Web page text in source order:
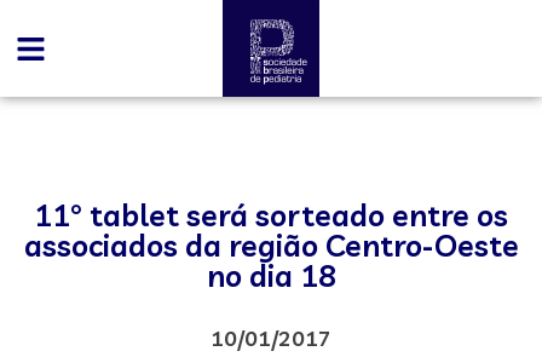
11° tablet será sorteado entre os
associados da região Centro-Oeste
no dia 18
10/01/2017